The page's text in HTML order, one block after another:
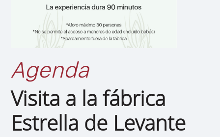
Agenda
Visita a la fábrica
Estrella de Levante